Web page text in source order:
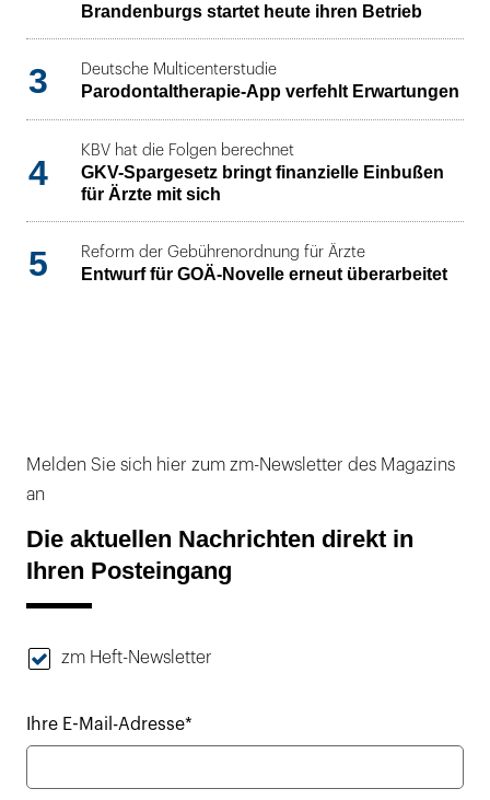
Brandenburgs startet heute ihren Betrieb
3 Deutsche Multicenterstudie
Parodontaltherapie-App verfehlt Erwartungen
4
KBV hat die Folgen berechnet
GKV-Spargesetz bringt finanzielle Einbußen
für Ärzte mit sich
5 Reform der Gebührenordnung für Ärzte
Entwurf für GOÄ-Novelle erneut überarbeitet
Melden Sie sich hier zum zm-Newsletter des Magazins
an
Die aktuellen Nachrichten direkt in
Ihren Posteingang
zm Heft-Newsletter
Ihre E-Mail-Adresse*